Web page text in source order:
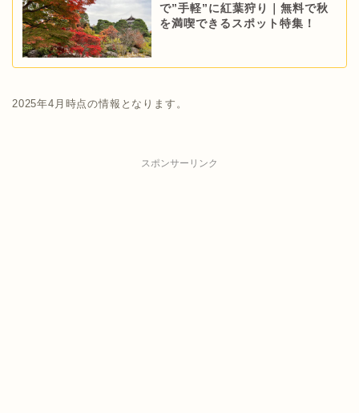
で”手軽”に紅葉狩り｜無料で秋
を満喫できるスポット特集！
2025年4月時点の情報となります。
スポンサーリンク